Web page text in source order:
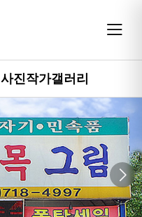
사진작가갤러리